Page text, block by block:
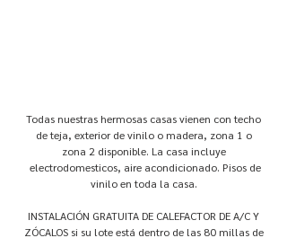
Todas nuestras hermosas casas vienen con techo
de teja, exterior de vinilo o madera, zona 1 o
zona 2 disponible. La casa incluye
electrodomesticos, aire acondicionado. Pisos de
vinilo en toda la casa.
INSTALACIÓN GRATUITA DE CALEFACTOR DE A/C Y
ZÓCALOS si su lote está dentro de las 80 millas de